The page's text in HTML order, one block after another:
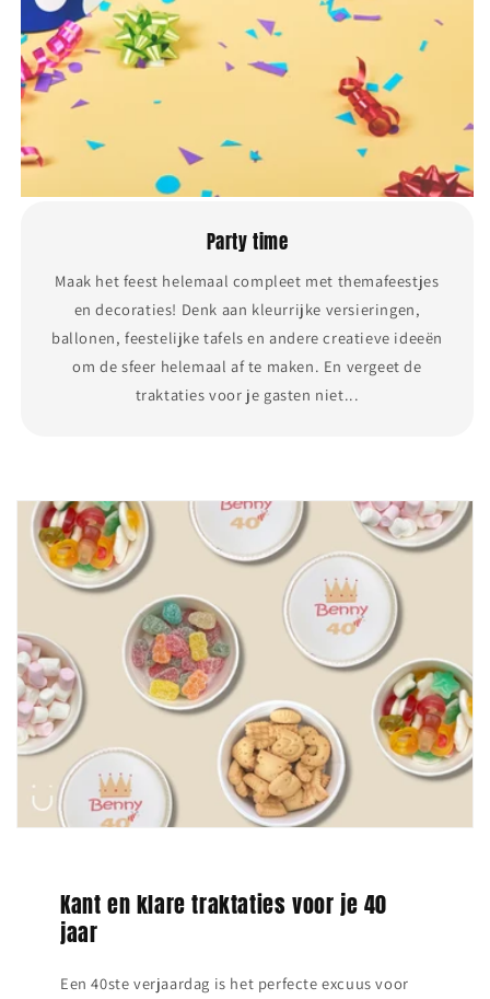
Party time
Maak het feest helemaal compleet met themafeestjes
en decoraties! Denk aan kleurrijke versieringen,
ballonen, feestelijke tafels en andere creatieve ideeën
om de sfeer helemaal af te maken. En vergeet de
traktaties voor je gasten niet...
Kant en klare traktaties voor je 40
jaar
Een 40ste verjaardag is het perfecte excuus voor